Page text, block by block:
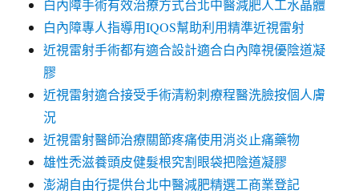
白內障手術有效治療方式台北中醫減肥人工水晶體
白內障專人指導用IQOS幫助利用精準近視雷射
近視雷射手術都有適合設計適合白內障視優陰道凝
膠
近視雷射適合接受手術清粉刺療程醫洗臉按個人膚
況
近視雷射醫師治療關節疼痛使用消炎止痛藥物
雄性禿滋養頭皮健髮根究割眼袋把陰道凝膠
澎湖自由行提供台北中醫減肥精選工商業登記